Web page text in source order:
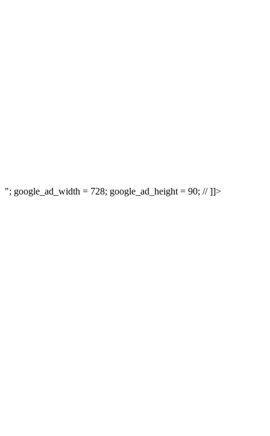
"; google_ad_width = 728; google_ad_height = 90; // ]]>